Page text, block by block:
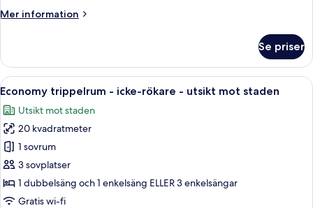
sovrum
havsutsikt
Mer information
Mer
dubbelrum
eller
tvåbäddsrum
sovrum
viss
havsutsikt
Se priser
Öppna
alla
foton
för
Economy
trippelrum
-
icke-
Ett hotellrum med två sängar, ett
12
Economy trippelrum - icke-rökare - utsikt mot staden
Utsikt mot staden
20 kvadratmeter
1 sovrum
3 sovplatser
1 dubbelsäng och 1 enkelsäng ELLER 3 enkelsängar
Gratis wi-fi